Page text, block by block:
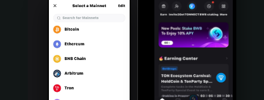
Português (Portugal)
Bahasa Indonesia